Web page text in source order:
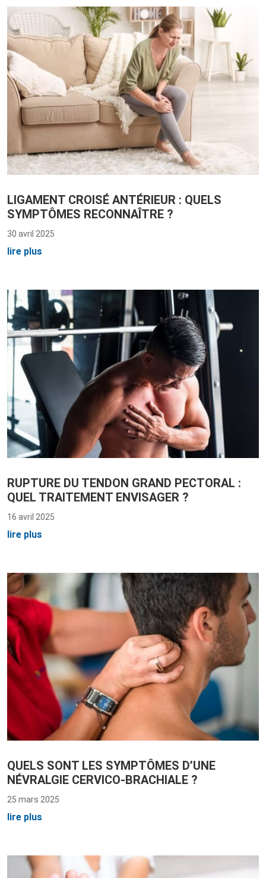
LIGAMENT CROISÉ ANTÉRIEUR : QUELS
SYMPTÔMES RECONNAÎTRE ?
30 avril 2025
lire plus
RUPTURE DU TENDON GRAND PECTORAL :
QUEL TRAITEMENT ENVISAGER ?
16 avril 2025
lire plus
QUELS SONT LES SYMPTÔMES D’UNE
NÉVRALGIE CERVICO-BRACHIALE ?
25 mars 2025
lire plus